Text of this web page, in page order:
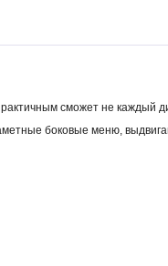
сможет не каждый
боковые меню,